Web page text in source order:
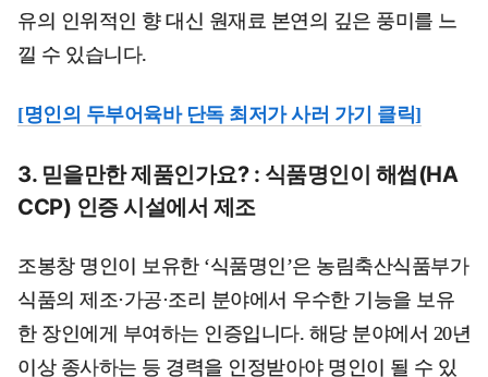
유의 인위적인 향 대신 원재료 본연의 깊은 풍미를 느
낄 수 있습니다.
[명인의 두부어육바 단독 최저가 사러 가기 클릭]
3. 믿을만한 제품인가요? : 식품명인이 해썹(HA
CCP) 인증 시설에서 제조
조봉창 명인이 보유한 ‘식품명인’은 농림축산식품부가
식품의 제조·가공·조리 분야에서 우수한 기능을 보유
한 장인에게 부여하는 인증입니다. 해당 분야에서 20년
이상 종사하는 등 경력을 인정받아야 명인이 될 수 있